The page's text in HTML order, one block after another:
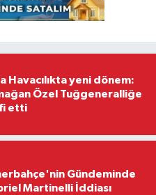
Havacılıkta yeni dönem:
Özel Tuğgeneralliğe
etti
Gündeminde
Martinelli İddiası